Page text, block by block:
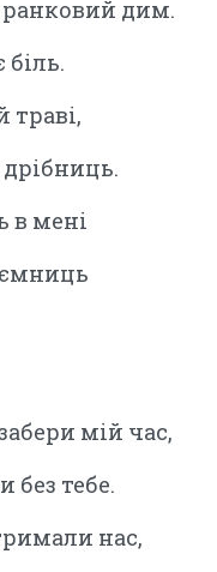
ранковий дим.
траві,
в мені
мій час,
без тебе.
нас,